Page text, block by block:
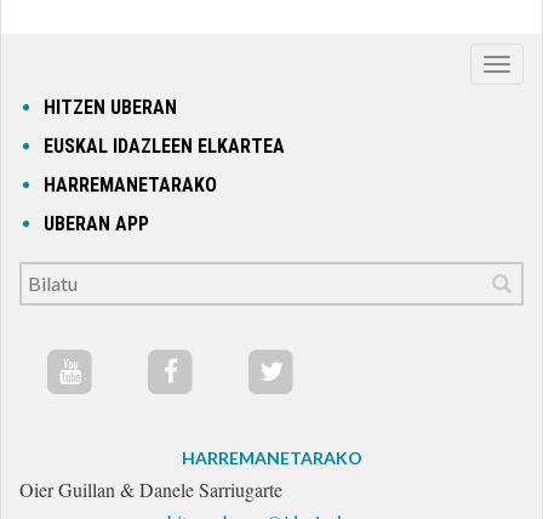
HITZEN UBERAN
EUSKAL IDAZLEEN ELKARTEA
HARREMANETARAKO
UBERAN APP
HARREMANETARAKO
Oier Guillan & Danele Sarriugarte